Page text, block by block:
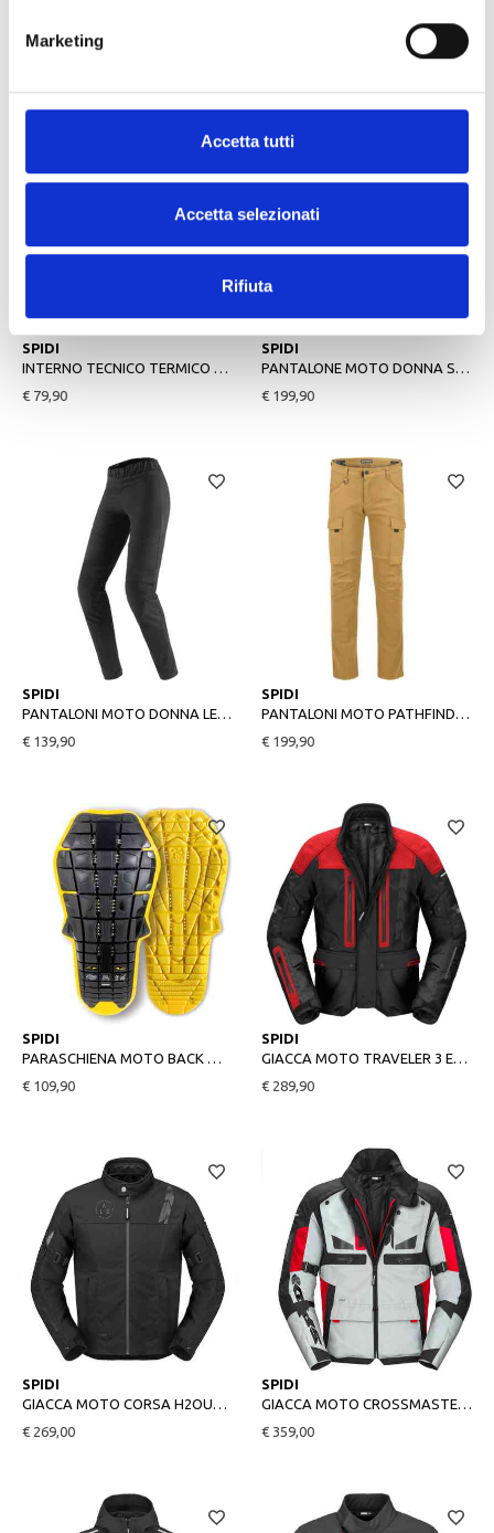
Marketing
Accetta tutti
Accetta selezionati
Rifiuta
€ 99,90
GUANTI MOTO PELLE G-CARBON ROSSO
S XL
SPIDI
INTERNO TECNICO TERMICO MOTO THERMO LINER NERO
€ 79,90
XS M
SPIDI
PANTALONE MOTO DONNA STRETCH TEX NERO
€ 199,90
L XL
SPIDI
€ 139,90
31 34
SPIDI
€ 199,90
UNICA
SPIDI
PARASCHIENA MOTO BACK WARRIOR EVO INSIDE NERO/GIALLO
€ 109,90
L
SPIDI
GIACCA MOTO TRAVELER 3 EVO NERO/ROSSO
€ 289,90
M
SPIDI
€ 269,00
2XL
SPIDI
GIACCA MOTO CROSSMASTER GRIGIO/ROSSO/NERO
€ 359,00